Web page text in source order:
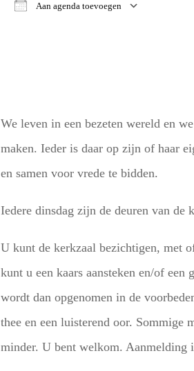
Aan agenda toevoegen
We leven in een bezeten wereld en
maken. Ieder is daar op zijn of haar
en samen voor vrede te bidden.
Iedere dinsdag zijn de deuren van de
U kunt de kerkzaal bezichtigen, met
kunt u een kaars aansteken en/of
wordt dan opgenomen in de
thee en een luisterend oor. Sommige
minder. U bent welkom. Aanmelding